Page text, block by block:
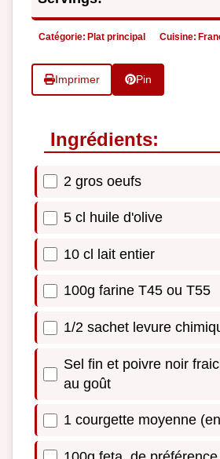
Catégorie: Plat principal Cuisine:
Imprimer Pin
Ingrédients:
2 gros oeufs
5 cl huile d'olive
10 cl lait entier
100g farine T45 ou T55
1/2 sachet levure
Sel fin et poivre noir
au goût
1 courgette moyenne